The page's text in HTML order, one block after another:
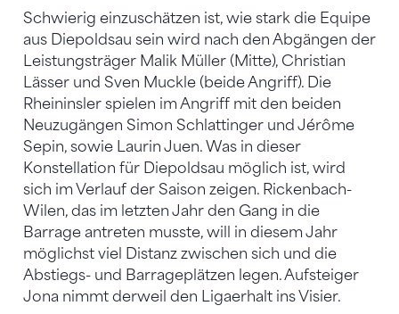
Schwierig einzuschätzen ist, wie stark die Equipe
aus Diepoldsau sein wird nach den Abgängen der
Leistungsträger Malik Müller (Mitte), Christian
Lässer und Sven Muckle (beide Angriff). Die
Rheininsler spielen im Angriff mit den beiden
Neuzugängen Simon Schlattinger und Jérôme
Sepin, sowie Laurin Juen. Was in dieser
Konstellation für Diepoldsau möglich ist, wird
sich im Verlauf der Saison zeigen. Rickenbach-
Wilen, das im letzten Jahr den Gang in die
Barrage antreten musste, will in diesem Jahr
möglichst viel Distanz zwischen sich und die
Abstiegs- und Barrageplätzen legen. Aufsteiger
Jona nimmt derweil den Ligaerhalt ins Visier.